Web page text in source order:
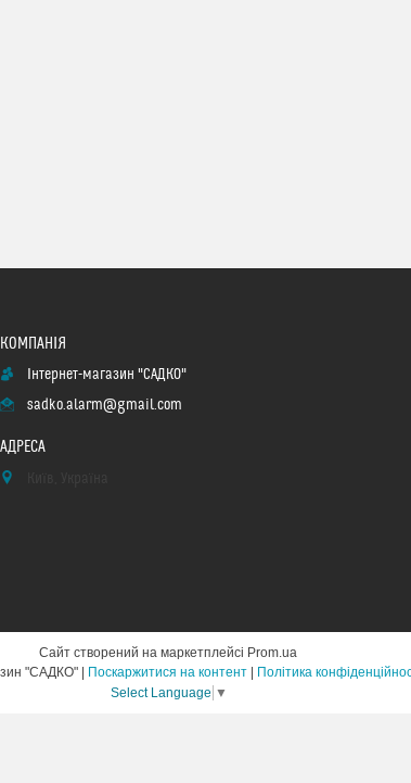
Інтернет-магазин "САДКО"
sadko.alarm@gmail.com
Сайт створений на маркетплейсі Prom.ua
Поскаржитися на контент
Політика
Select Language ▼